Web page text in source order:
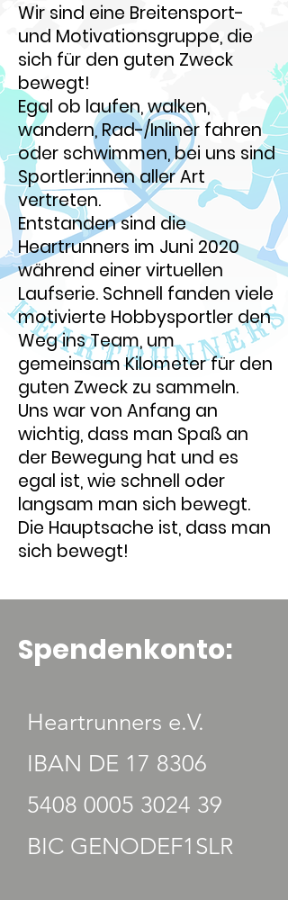
Wir sind eine Breitensport-
und Motivationsgruppe, die
sich für den guten Zweck
bewegt!
Egal ob laufen, walken,
wandern, Rad-/Inliner fahren
oder schwimmen, bei uns sind
Sportler:innen aller Art
vertreten.
Entstanden sind die
Heartrunners im Juni 2020
während einer virtuellen
Laufserie. Schnell fanden viele
motivierte Hobbysportler den
Weg ins Team, um
gemeinsam Kilometer für den
guten Zweck zu sammeln.
Uns war von Anfang an
wichtig, dass man Spaß an
der Bewegung hat und es
egal ist, wie schnell oder
langsam man sich bewegt.
Die Hauptsache ist, dass man
sich bewegt!
Spendenkonto:
Heartrunners e.V.
IBAN DE 17 8306
5408 0005 3024 39
BIC GENODEF1SLR